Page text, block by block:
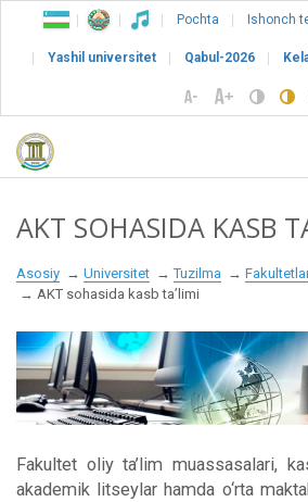
Pochta Ishonch
Yashil universitet Qabul-2026
AKT SOHASIDA KASB
Asosiy Universitet Tuzilma
AKT sohasida kasb ta’limi
Fakultet oliy ta’lim muassasalari,
akademik litseylar hamda o‘rta